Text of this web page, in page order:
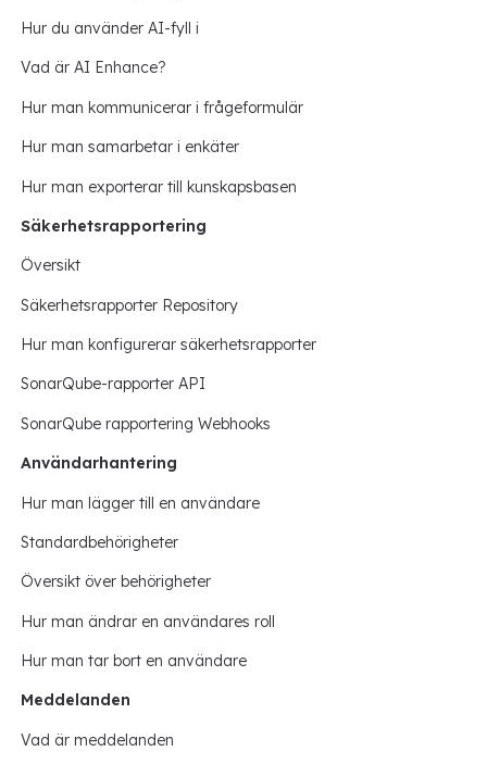
Hur du använder AI-fyll i
Vad är AI Enhance?
Hur man kommunicerar i frågeformulär
Hur man samarbetar i enkäter
Hur man exporterar till kunskapsbasen
Säkerhetsrapportering
Översikt
Säkerhetsrapporter Repository
Hur man konfigurerar säkerhetsrapporter
SonarQube-rapporter API
SonarQube rapportering Webhooks
Användarhantering
Hur man lägger till en användare
Standardbehörigheter
Översikt över behörigheter
Hur man ändrar en användares roll
Hur man tar bort en användare
Meddelanden
Vad är meddelanden